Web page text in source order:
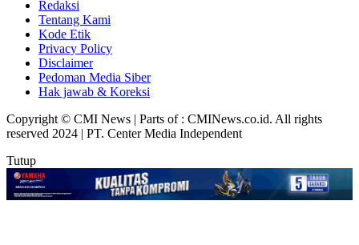
Redaksi
Tentang Kami
Kode Etik
Privacy Policy
Disclaimer
Pedoman Media Siber
Hak jawab & Koreksi
Copyright © CMI News | Parts of : CMINews.co.id. All rights
reserved 2024 | PT. Center Media Independent
Tutup